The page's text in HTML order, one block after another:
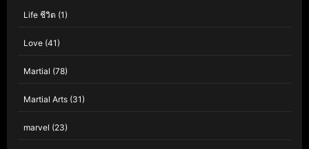
Life ชีวิต (1)
Love (41)
Martial (78)
Martial Arts (31)
marvel (23)